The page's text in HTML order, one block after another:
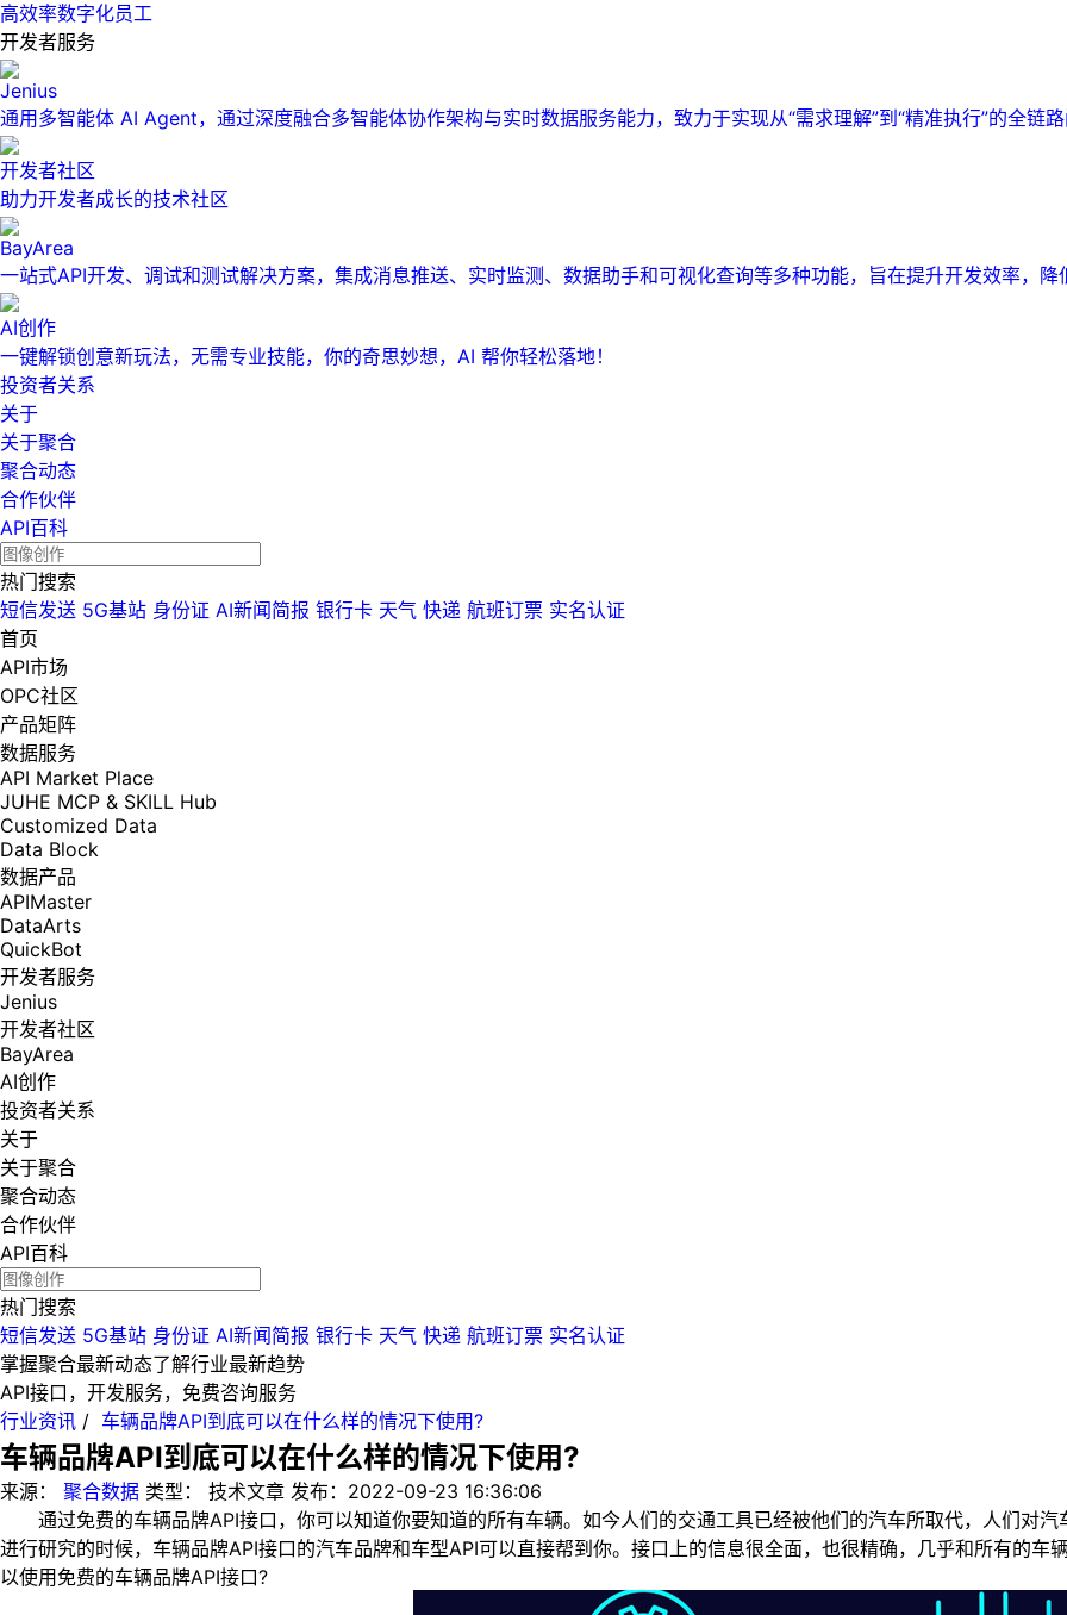
高效率数字化员工
开发者服务
Jenius
通用多智能体 AI Agent，通过深度融合多智能体协作架构与实时数据服务能力，致力于实现从“需求理解”到“精准执行”的全链
开发者社区
助力开发者成长的技术社区
BayArea
一站式API开发、调试和测试解决方案，集成消息推送、实时监测、数据助手和可视化查询等多种功能，旨在提升开发效率，降
AI创作
一键解锁创意新玩法，无需专业技能，你的奇思妙想，AI 帮你轻松落地！
投资者关系
关于
关于聚合
聚合动态
合作伙伴
API百科
热门搜索
短信发送 5G基站 身份证 AI新闻简报 银行卡 天气 快递 航班订票 实名认证
首页
API市场
OPC社区
产品矩阵
数据服务
API Market Place
JUHE MCP & SKILL Hub
Customized Data
Data Block
数据产品
APIMaster
DataArts
QuickBot
开发者服务
Jenius
开发者社区
BayArea
AI创作
投资者关系
关于
关于聚合
聚合动态
合作伙伴
API百科
热门搜索
短信发送 5G基站 身份证 AI新闻简报 银行卡 天气 快递 航班订票 实名认证
掌握聚合最新动态了解行业最新趋势
API接口，开发服务，免费咨询服务
行业资讯 / 车辆品牌API到底可以在什么样的情况下使用?
车辆品牌API到底可以在什么样的情况下使用?
来源： 聚合数据 类型： 技术文章 发布： 2022-09-23 16:36:06
通过免费的车辆品牌API接口，你可以知道你要知道的所有车辆。如今人们的交通工具已经被他们的汽车所取代，人们对汽
进行研究的时候，车辆品牌API接口的汽车品牌和车型API可以直接帮到你。接口上的信息很全面，也很精确，几乎和所有的
以使用免费的车辆品牌API接口?